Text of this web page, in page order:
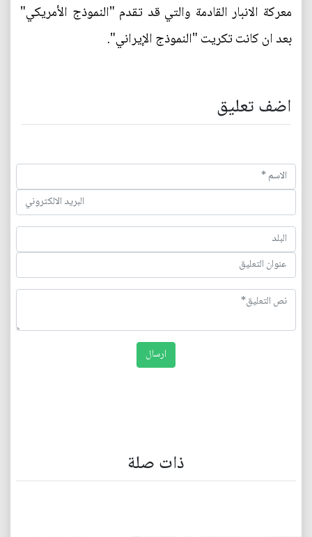
معركة الانبار القادمة والتي قد تقدم "النموذج الأمريكي"
بعد ان كانت تكريت "النموذج الإيراني".
اضف تعليق
ذات صلة